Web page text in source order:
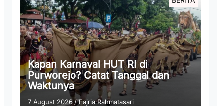
Kapan Karnaval HUT RI di
Purworejo? Catat Tanggal dan
Waktunya
7 August 2026 /Fajria Rahmatasari